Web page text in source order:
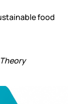
food